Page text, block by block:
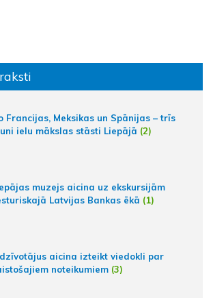
Francijas, Meksikas un Spānijas – trīs
ielu mākslas stāsti Liepājā (2)
muzejs aicina uz ekskursijām
Latvijas Bankas ēkā (1)
aicina izteikt viedokli par
noteikumiem (3)